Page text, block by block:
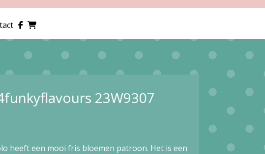
23W9307
heeft een mooi fris bloemen patroon. Het is een